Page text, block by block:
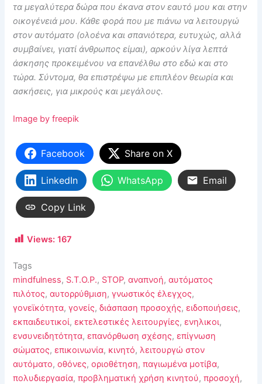
τα μεγαλύτερα δώρα που έκανα στον εαυτό μου και στην
οικογένειά μου. Κάθε φορά που με πιάνω να λειτουργώ
στον αυτόματο (ολοένα και σπανιότερα, ευτυχώς, αλλά
συμβαίνει, γιατί άνθρωπος είμαι), αρκούν λίγα λεπτά
άσκησης προκειμένου να επανέλθω στο εδώ και στο
τώρα. Σύντομα, θα επιστρέψω με επιπλέον θεωρία και
ασκήσεις, για μικρούς και μεγάλους.
Image by freepik
Facebook Share on X
LinkedIn WhatsApp Email
Copy Link
Views: 167
Tags
mindfulness, S.T.O.P., STOP,αναπνοή,αυτόματος
πιλότος,αυτορρύθμιση,γνωστικός έλεγχος,
γονεϊκότητα,γονείς,διάσπαση προσοχής,ειδοποιήσεις,
εκπαιδευτικοί,εκτελεστικές λειτουργίες,ενηλικοι,
ενσυνειδητότητα,επανόρθωση σχέσης,επίγνωση
σώματος,επικοινωνία, κινητό, λειτουργώ στον
αυτόματο,οθόνες,οριοθέτηση,παγιωμένα μοτίβα,
πολυδιεργασία,προβληματική χρήση κινητού,προσοχή,